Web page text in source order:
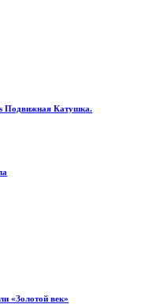
Подвижная Катушка.
«Золотой век»